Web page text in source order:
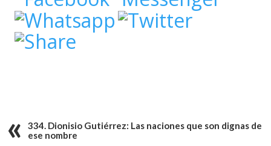
334. Dionisio Gutiérrez: Las naciones que son dignas de
ese nombre